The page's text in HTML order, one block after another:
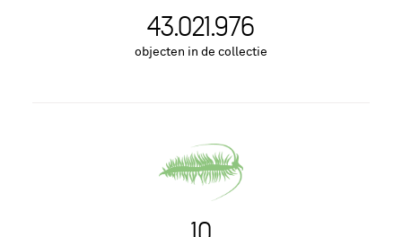
43.021.976
objecten in de collectie